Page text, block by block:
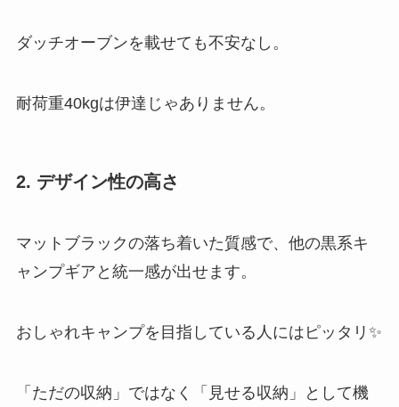
ダッチオーブンを載せても不安なし。
耐荷重40kgは伊達じゃありません。
2. デザイン性の高さ
マットブラックの落ち着いた質感で、他の黒系キ
ャンプギアと統一感が出せます。
おしゃれキャンプを目指している人にはピッタリ✨
「ただの収納」ではなく「見せる収納」として機